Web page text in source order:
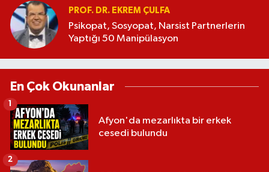
PROF. DR. EKREM ÇULFA
Psikopat, Sosyopat, Narsist Partnerlerin
Yaptığı 50 Manipülasyon
En Çok Okunanlar
Afyon'da mezarlıkta bir erkek
cesedi bulundu
1
2